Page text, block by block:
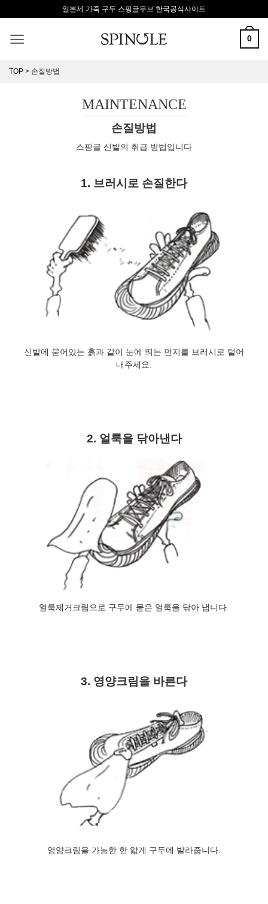
content
일본제 가죽 구두 스핑글무브 한국공식사이트
0
TOP > 손질방법
MAINTENANCE
손질방법
스핑글 신발의 취급 방법입니다
1. 브러시로 손질한다
신발에 묻어있는 흙과 같이 눈에 띄는 먼지를 브러시로 털어
내주세요.
2. 얼룩을 닦아낸다
얼룩제거크림으로 구두에 묻은 얼룩을 닦아 냅니다.
3. 영양크림을 바른다
영양크림을 가능한 한 얇게 구두에 발라줍니다.